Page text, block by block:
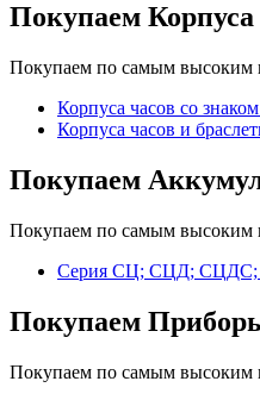
Покупаем Корпуса
Покупаем по самым высоким
Корпуса часов cо
Корпуса часов и
Покупаем
Покупаем по самым высоким
Серия СЦ; СЦД;
Покупаем
Покупаем по самым высоким